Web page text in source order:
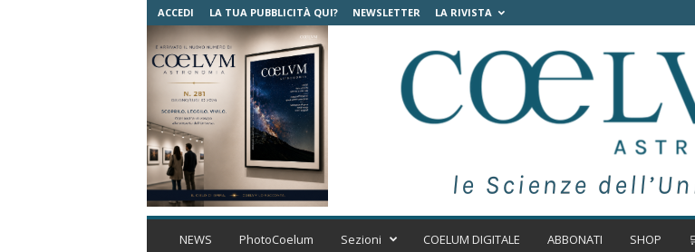
ACCEDI LA TUA PUBBLICITÀ QUI? NEWSLETTER LA RIVISTA
C
NEWS PhotoCoelum Sezioni COELUM DIGITALE ABBONATI SHOP